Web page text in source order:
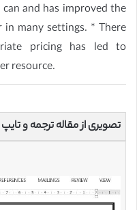
and has improved the
many settings. * There
pricing has led to
resource.
تصویری از مقاله ترجمه و